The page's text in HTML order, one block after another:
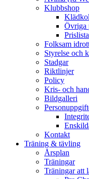
Klubbshop
Övriga
Prislista
Folksam
Styrelse och
Stadgar
Riktlinjer
Policy
Kris- och
Bildgalleri
Kontakt
Träning & tävling
Årsplan
Träningar
Träningar att